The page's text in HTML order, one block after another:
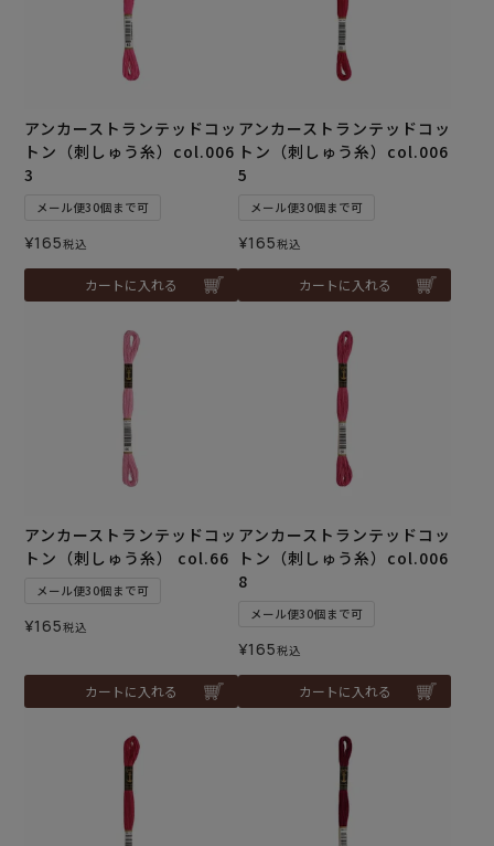
アンカーストランテッドコッ
トン（刺しゅう糸）col.006
3
メール便30個まで可
¥165税込
カートに入れる
アンカーストランテッドコッ
トン（刺しゅう糸）col.006
5
メール便30個まで可
¥165税込
カートに入れる
アンカーストランテッドコッ
トン（刺しゅう糸） col.66
メール便30個まで可
¥165税込
カートに入れる
アンカーストランテッドコッ
トン（刺しゅう糸）col.006
8
メール便30個まで可
¥165税込
カートに入れる